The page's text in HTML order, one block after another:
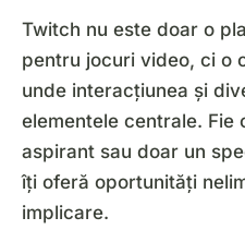
Twitch nu este doar o
pentru jocuri video, ci o
unde interacțiunea și
elementele centrale. Fie
aspirant sau doar un
îți oferă oportunități
implicare.